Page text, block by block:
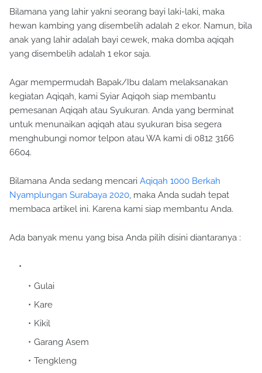
Bilamana yang lahir yakni seorang bayi laki-laki, maka
hewan kambing yang disembelih adalah 2 ekor. Namun, bila
anak yang lahir adalah bayi cewek, maka domba aqiqah
yang disembelih adalah 1 ekor saja.
Agar mempermudah Bapak/Ibu dalam melaksanakan
kegiatan Aqiqah, kami Syiar Aqiqoh siap membantu
pemesanan Aqiqah atau Syukuran. Anda yang berminat
untuk menunaikan aqiqah atau syukuran bisa segera
menghubungi nomor telpon atau WA kami di 0812 3166
6604.
Bilamana Anda sedang mencari Aqiqah 1000 Berkah
Nyamplungan Surabaya 2020, maka Anda sudah tepat
membaca artikel ini. Karena kami siap membantu Anda.
Ada banyak menu yang bisa Anda pilih disini diantaranya :
Gulai
Kare
Kikil
Garang Asem
Tengkleng